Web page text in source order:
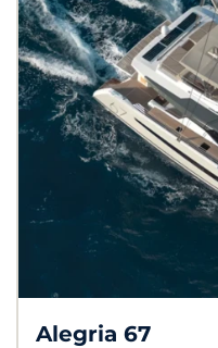
Alegria 67